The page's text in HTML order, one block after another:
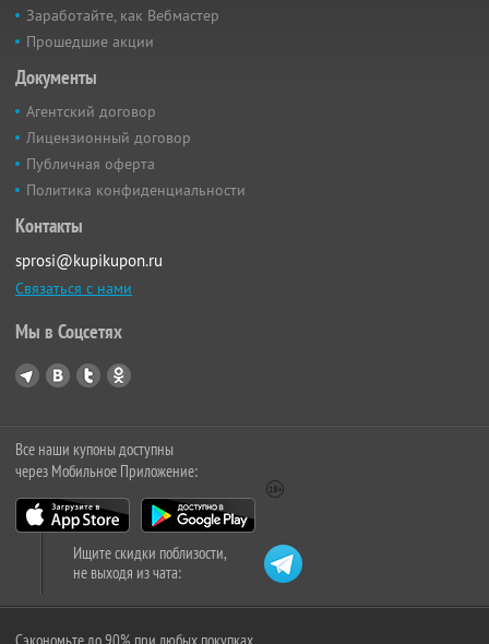
Заработайте, как Вебмастер
Прошедшие акции
Документы
Агентский договор
Лицензионный договор
Публичная оферта
Политика конфиденциальности
Контакты
sprosi@kupikupon.ru
Связаться с нами
Мы в Соцсетях
Все наши купоны доступны
через Мобильное Приложение:
Ищите скидки поблизости,
не выходя из чата: